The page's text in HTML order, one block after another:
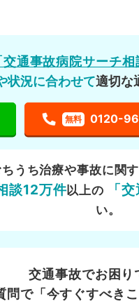
交通事故病院サーチ相
状況に合わせて適切な
無料 0120-
うち治療や事故に関
談12万件以上の 「
い。
交通事故でお困り
問で「今すぐすべき